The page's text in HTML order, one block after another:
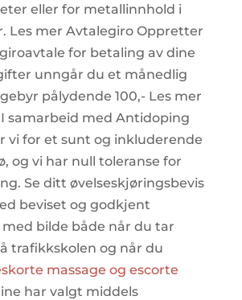
eller for metallinnhold i
Les mer Avtalegiro Oppretter
for betaling av dine
unngår du et månedlig
pålydende 100,- Les mer
samarbeid med Antidoping
vi for et sunt og inkluderende
og vi har null toleranse for
Se ditt øvelseskjøringsbevis
beviset og godkjent
bilde både når du tar
trafikkskolen og når du
massage og escorte
har valgt middels